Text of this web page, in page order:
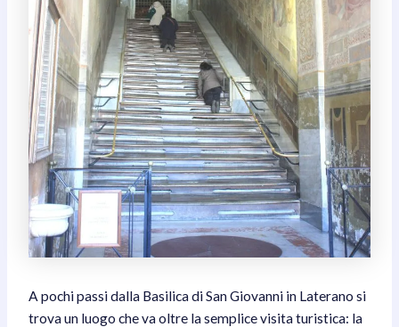
A pochi passi dalla Basilica di San Giovanni in Laterano si
trova un luogo che va oltre la semplice visita turistica: la